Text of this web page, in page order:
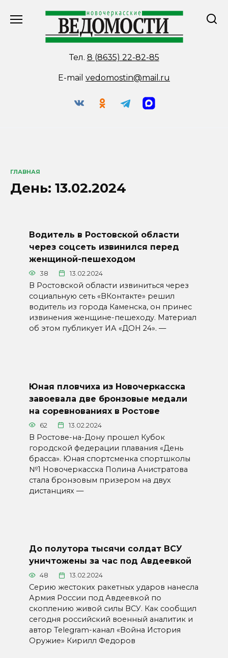
Тел. 8 (8635) 22-82-85
E-mail vedomostin@mail.ru
ГЛАВНАЯ
День: 13.02.2024
Водитель в Ростовской области
через соцсеть извинился перед
женщиной-пешеходом
38 13.02.2024
В Ростовской области извиниться через
социальную сеть «ВКонтакте» решил
водитель из города Каменска, он принес
извинения женщине-пешеходу. Материал
об этом публикует ИА «ДОН 24». —
Юная пловчиха из Новочеркасска
завоевала две бронзовые медали
на соревнованиях в Ростове
62 13.02.2024
В Ростове-на-Дону прошел Кубок
городской федерации плавания «День
брасса». Юная спортсменка спортшколы
№1 Новочеркасска Полина Анистратова
стала бронзовым призером на двух
дистанциях —
До полутора тысячи солдат ВСУ
уничтожены за час под Авдеевкой
48 13.02.2024
Серию жестоких ракетных ударов нанесла
Армия России под Авдеевкой по
скоплению живой силы ВСУ. Как сообщил
сегодня российский военный аналитик и
автор Telegram-канал «Война История
Оружие» Кирилл Федоров